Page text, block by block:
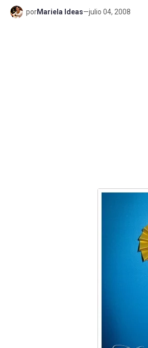
porMariela Ideas—julio 04, 2008